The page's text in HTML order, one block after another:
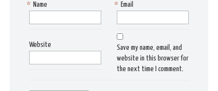
Name
* Email
*
Website
Save my name, email, and
website in this browser for
the next time I comment.